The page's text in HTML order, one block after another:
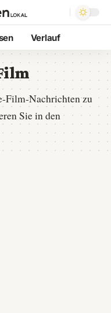
Verlauf
Film-Nachrichten zu
Sie in den